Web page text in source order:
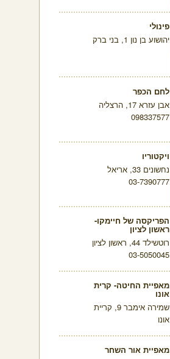
פינולי
יהושוע בן נון 1, בני ברק
לחם הכפר
אבן עזרא 17, הרצליה
098337577
ויקטוריו
נחשונים 33, אריאל
03-7390777
הפריקסה של חיימקו-
ראשון לציון
רוטשילד 44, ראשון לציון
03-5050045
מאפיית החיטה- קרית
אונו
שמירה אימבר 9, קריית
אונו
מאפיית אור השחר